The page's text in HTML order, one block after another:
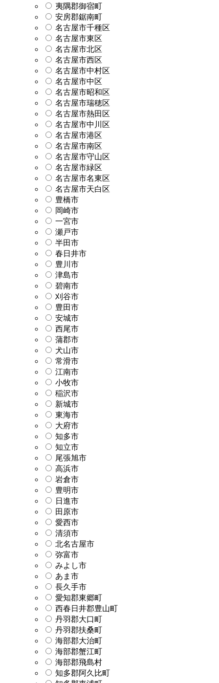
夷隅郡御宿町
安房郡鋸南町
名古屋市千種区
名古屋市東区
名古屋市北区
名古屋市西区
名古屋市中村区
名古屋市中区
名古屋市昭和区
名古屋市瑞穂区
名古屋市熱田区
名古屋市中川区
名古屋市港区
名古屋市南区
名古屋市守山区
名古屋市緑区
名古屋市名東区
名古屋市天白区
豊橋市
岡崎市
一宮市
瀬戸市
半田市
春日井市
豊川市
津島市
碧南市
刈谷市
豊田市
安城市
西尾市
蒲郡市
犬山市
常滑市
江南市
小牧市
稲沢市
新城市
東海市
大府市
知多市
知立市
尾張旭市
高浜市
岩倉市
豊明市
日進市
田原市
愛西市
清須市
北名古屋市
弥富市
みよし市
あま市
長久手市
愛知郡東郷町
西春日井郡豊山町
丹羽郡大口町
丹羽郡扶桑町
海部郡大治町
海部郡蟹江町
海部郡飛島村
知多郡阿久比町